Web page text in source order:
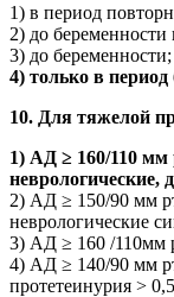
1) в период
2) до
3) до беременности;
4) только в период
10. Для тяжелой
1) АД ≥ 160/110 мм
неврологические,
2) АД ≥ 150/90 мм
неврологические
3) АД ≥ 160 /110мм
4) АД ≥ 140/90 мм
протетеинурия >